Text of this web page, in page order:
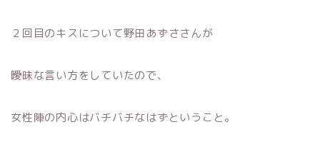
２回目のキスについて野田あずささんが
曖昧な言い方をしていたので、
女性陣の内心はバチバチなはずということ。